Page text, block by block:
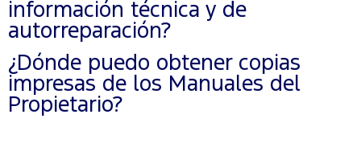
información técnica y de
autorreparación?
¿Dónde puedo obtener copias
impresas de los Manuales del
Propietario?